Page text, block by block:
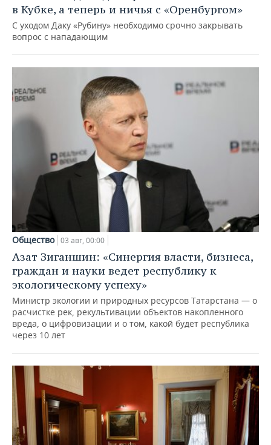
в Кубке, а теперь и ничья с «Оренбургом»
С уходом Даку «Рубину» необходимо срочно закрывать
вопрос с нападающим
Общество 03 авг, 00:00
Азат Зиганшин: «Синергия власти, бизнеса,
граждан и науки ведет республику к
экологическому успеху»
Министр экологии и природных ресурсов Татарстана — о
расчистке рек, рекультивации объектов накопленного
вреда, о цифровизации и о том, какой будет республика
через 10 лет